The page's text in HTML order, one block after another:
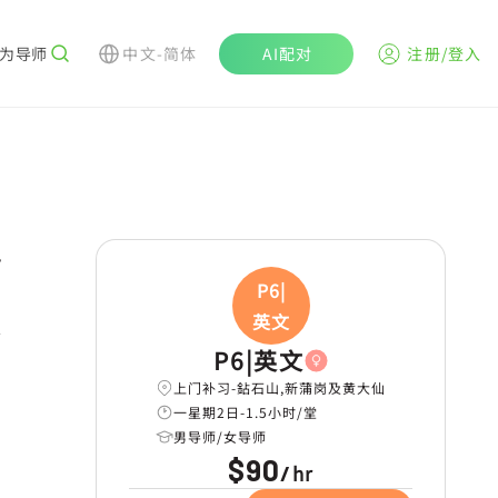
导师 中文-简体 AI配对 注册/登入
P6|
英文
P6|英文
上门补习-鉆石山,新蒲岗及黄大仙
一星期2日-1.5小时/堂
男导师/女导师
$90/hr